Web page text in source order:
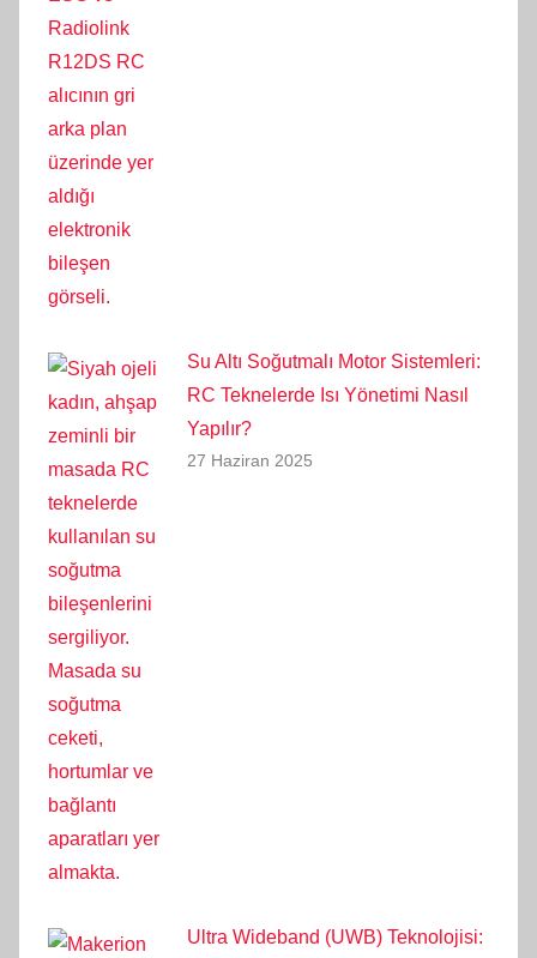
Su Altı Soğutmalı Motor Sistemleri:
RC Teknelerde Isı Yönetimi Nasıl
Yapılır?
27 Haziran 2025
Ultra Wideband (UWB) Teknolojisi: